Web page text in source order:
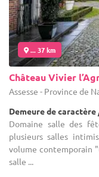
... 37 km
Château Vivier
Assesse - Province de
Demeure de caractère
Domaine salle des
plusieurs salles
volume contemporain
salle ...